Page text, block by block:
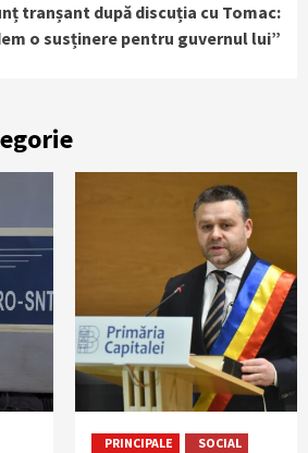
tranșant după discuția cu Tomac:
o susținere pentru guvernul lui”
PRINCIPALE SOCIAL